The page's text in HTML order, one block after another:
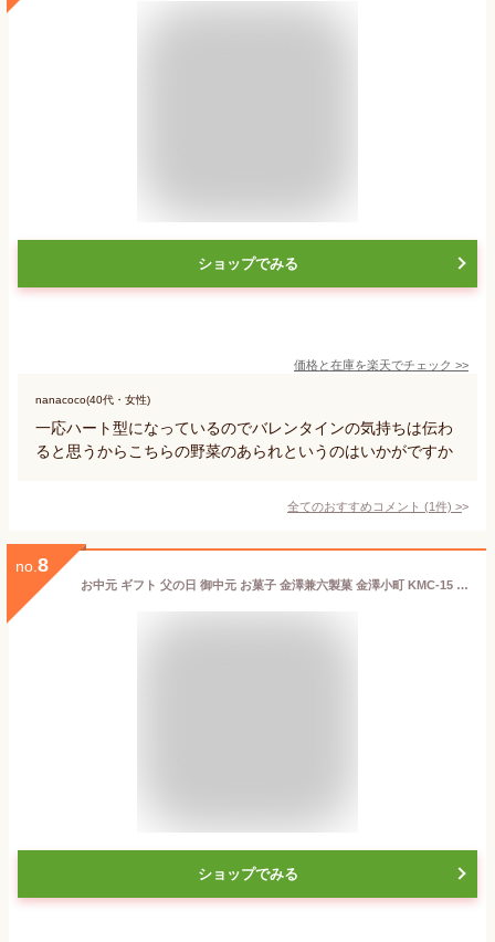
ショップでみる
価格と在庫を楽天でチェック >>
nanacoco(40代・女性)
一応ハート型になっているのでバレンタインの気持ちは伝わ
ると思うからこちらの野菜のあられというのはいかがですか
全てのおすすめコメント (1件) >
no. 8
お中元 ギフト 父の日 御中元 お菓子 金澤兼六製菓 金澤小町 KMC-15 6種 約50個入 詰め合わせ 煎餅 せんべい 米菓 おかき あられ 和菓子 プレゼント 大容量 日持ち 贈答 菓子折り お礼 手土産 出産祝い 内祝い のし付き 法事 お供え 常温 日付指定 食べ物
ショップでみる